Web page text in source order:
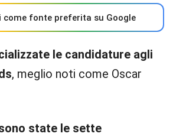
come fonte preferita su Google
le candidature agli
, meglio noti come Oscar
state le sette